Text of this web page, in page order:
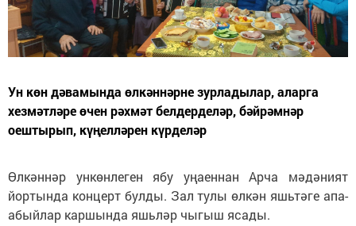
Ун көн дәвамында өлкәннәрне зурладылар, аларга
хезмәтләре өчен рәхмәт белдерделәр, бәйрәмнәр
оештырып, күңелләрен күрделәр
Өлкәннәр ункөнлеген ябу уңаеннан Арча мәдәният
йортында концерт булды. Зал тулы өлкән яшьтәге апа-
абыйлар каршында яшьләр чыгыш ясады.